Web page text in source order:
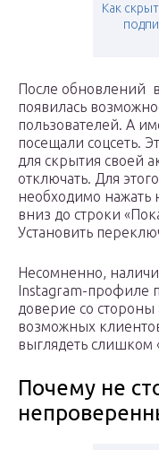
Как
После обновлений
появилась
пользователей. А
посещали соцсеть.
для скрытия своей
отключать. Для
необходимо нажать
вниз до строки
Установить
Несомненно,
Instagram-профиле
доверие со стороны
возможных
выглядеть слишком
Почему не